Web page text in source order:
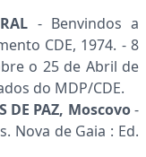
- Benvindos a
CDE, 1974. - 8
o 25 de Abril de
do MDP/CDE.
DE PAZ, Moscovo-
Nova de Gaia : Ed.